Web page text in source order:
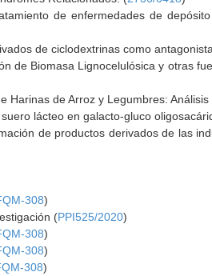
de enfermedades de
de ciclodextrinas como
de Biomasa Lignocelulósica y otras
Harinas de Arroz y Legumbres:
lácteo en galacto-gluco
de productos derivados de las
308)
(PPI525/2020)
308)
308)
308)